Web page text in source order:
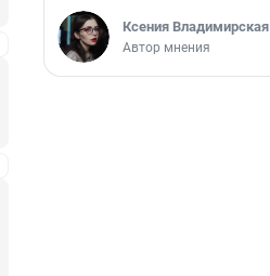
Ксения Владимирская
Автор мнения